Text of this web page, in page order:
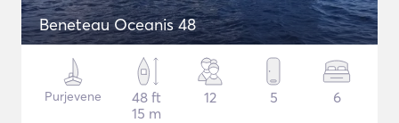
Beneteau Oceanis 48
Purjevene
48 ft
15 m
12 5 6